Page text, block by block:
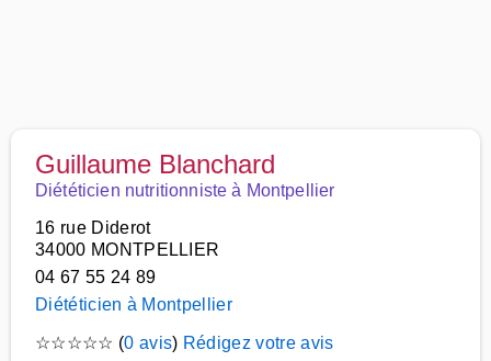
Guillaume Blanchard
Diététicien nutritionniste à Montpellier
16 rue Diderot
34000 MONTPELLIER
04 67 55 24 89
Diététicien à Montpellier
☆☆☆☆☆ (0 avis) Rédigez votre avis